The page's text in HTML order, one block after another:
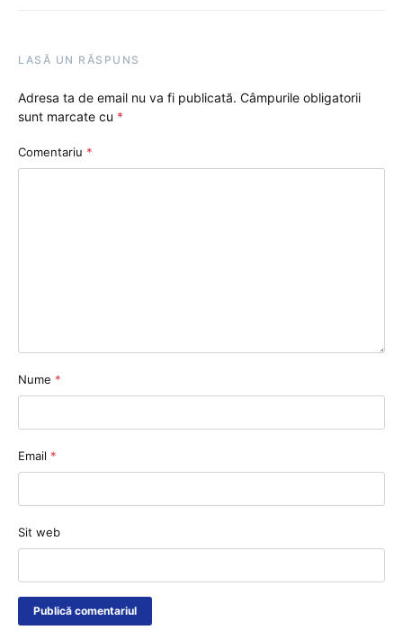
LASĂ UN RĂSPUNS
Adresa ta de email nu va fi publicată. Câmpurile obligatorii
sunt marcate cu *
Comentariu *
Nume *
Email *
Sit web